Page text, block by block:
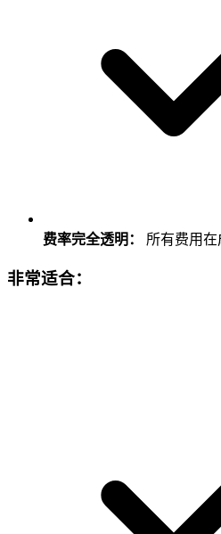
费率完全透明： 所有费用
非常适合：